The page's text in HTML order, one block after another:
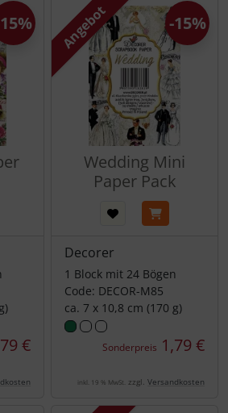
€
Angebot
Wedding Mini
Paper Pack
Decorer
1 Block mit 24 Bögen
Code: DECOR-M85
ca. 7 x 10,8 cm (170 g)
Sonderpreis 1,79 €
-15%
inkl. 19 % MwSt. zzgl. Versandkosten